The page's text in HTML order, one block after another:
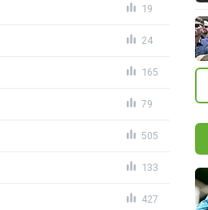
19
24
165
79
505
133
427